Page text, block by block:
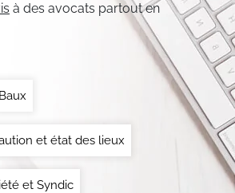
à des avocats partout en
Baux
et état des lieux
et Syndic